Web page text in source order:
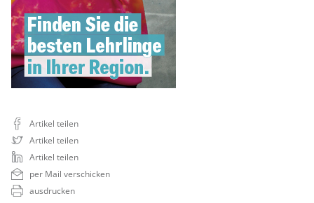
Artikel teilen
Artikel teilen
Artikel teilen
per Mail verschicken
ausdrucken